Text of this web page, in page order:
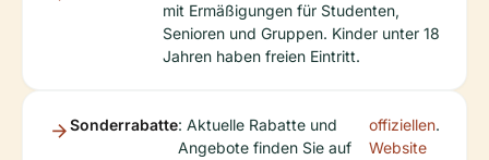
mit Ermäßigungen für Studenten,
Senioren und Gruppen. Kinder unter 18
Jahren haben freien Eintritt.
Sonderrabatte: Aktuelle Rabatte und
Angebote finden Sie auf
offiziellen
Website
.